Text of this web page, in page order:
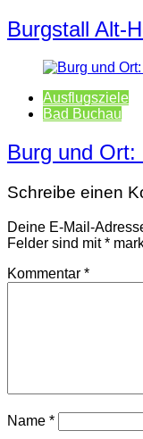
Burgstall Alt-
Ausflugsziele
Bad Buchau
Burg und
Schreibe einen
Deine E-Mail-
Felder sind mit*
Kommentar *
Name *